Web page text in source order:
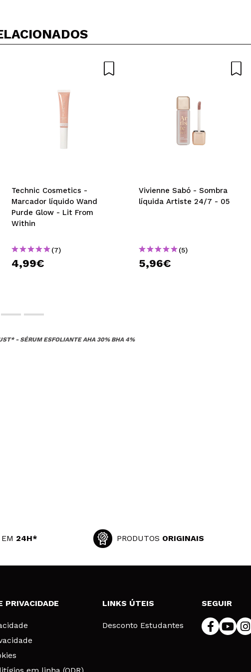
Technic Cosmetics -
Marcador líquido Wand
Purde Glow - Lit From
Within
(7)
4,99€
Vivienne Sabó - Sombra
líquida Artiste 24/7 - 05
(5)
5,96€
- SÉRUM ESFOLIANTE AHA 30% BHA 4%
24H* PRODUTOS ORIGINAIS
PRIVACIDADE LINKS ÚTEIS
Desconto Estudantes
SEGUIR